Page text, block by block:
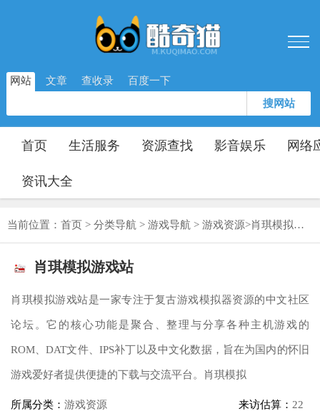
网站 文章 查收录 百度一下
搜网站
首页 生活服务 资源查找 影音娱乐 网络
资讯大全
当前位置： 首页 > 分类导航 > 游戏导航 > 游戏资源>肖琪模拟游戏站
肖琪模拟游戏站
肖琪模拟游戏站是一家专注于复古游戏模拟器资源的中文社区
论坛。它的核心功能是聚合、整理与分享各种主机游戏的
ROM、DAT文件、IPS补丁以及中文化数据，旨在为国内的怀旧
游戏爱好者提供便捷的下载与交流平台。肖琪模拟
所属分类： 游戏资源 来访估算： 22